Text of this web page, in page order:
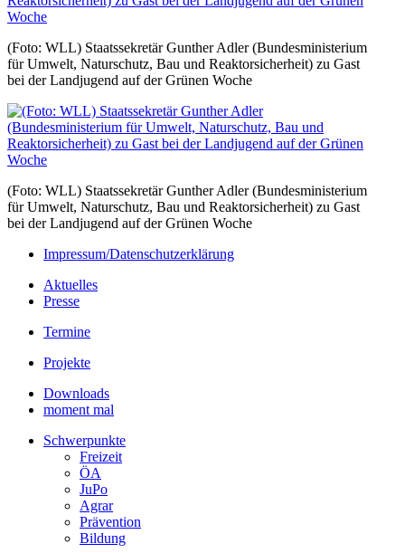
(Foto: WLL) Staatssekretär Gunther Adler (Bundesministerium
für Umwelt, Naturschutz, Bau und Reaktorsicherheit) zu Gast
bei der Landjugend auf der Grünen Woche
(Foto: WLL) Staatssekretär Gunther Adler (Bundesministerium
für Umwelt, Naturschutz, Bau und Reaktorsicherheit) zu Gast
bei der Landjugend auf der Grünen Woche
Impressum/Datenschutzerklärung
Aktuelles
Presse
Termine
Projekte
Downloads
moment mal
Schwerpunkte
Freizeit
ÖA
JuPo
Agrar
Prävention
Bildung